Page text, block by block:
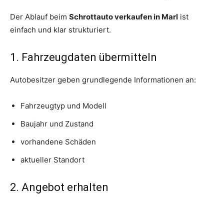
Der Ablauf beim Schrottauto verkaufen in Marl ist
einfach und klar strukturiert.
1. Fahrzeugdaten übermitteln
Autobesitzer geben grundlegende Informationen an:
Fahrzeugtyp und Modell
Baujahr und Zustand
vorhandene Schäden
aktueller Standort
2. Angebot erhalten